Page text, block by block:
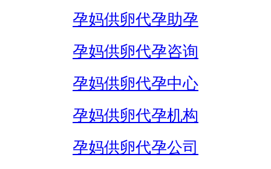
孕妈供卵代孕助孕
孕妈供卵代孕咨询
孕妈供卵代孕中心
孕妈供卵代孕机构
孕妈供卵代孕公司